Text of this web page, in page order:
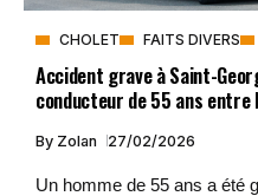
CHOLET FAITS DIVERS
Accident grave à Saint-
conducteur de 55 ans
By Zolan 27/02/2026
Un homme de 55 ans a été